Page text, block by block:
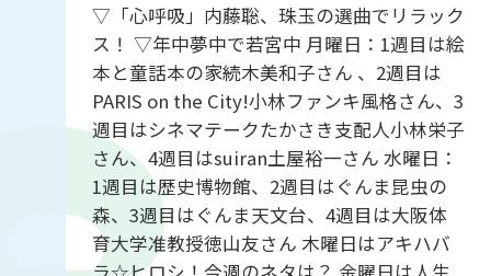
▽「心呼吸」内藤聡、珠玉の選曲でリラック
ス！ ▽年中夢中で若宮中 月曜日：1週目は絵
本と童話本の家続木美和子さん 、2週目は
PARIS on the City!小林ファンキ風格さん、3
週目はシネマテークたかさき支配人小林栄子
さん、4週目はsuiran土屋裕一さん 水曜日：
1週目は歴史博物館、2週目はぐんま昆虫の
森、3週目はぐんま天文台、4週目は大阪体
育大学准教授徳山友さん 木曜日はアキハバ